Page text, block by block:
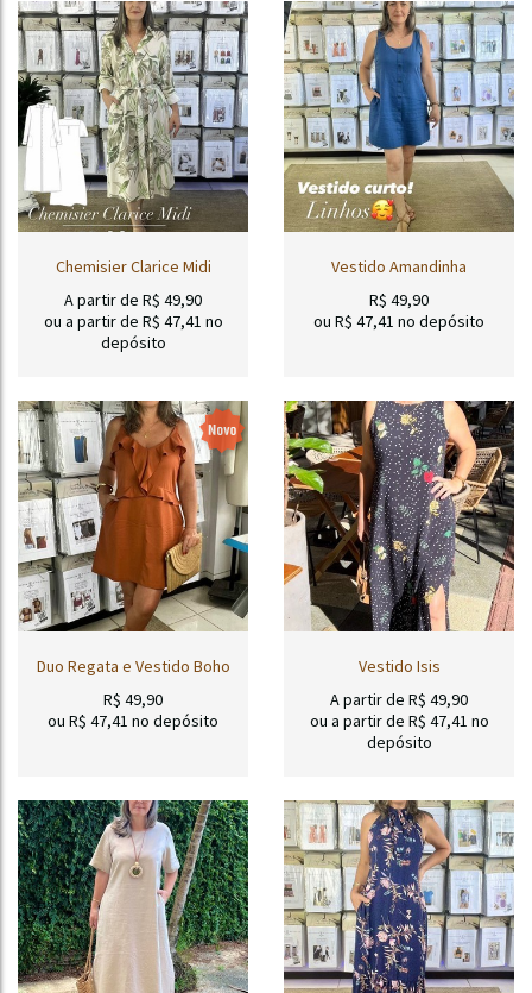
Chemisier Clarice Midi
A partir de R$ 49,90
ou a partir de R$ 47,41 no
depósito
Vestido Amandinha
R$ 49,90
ou R$ 47,41 no depósito
Duo Regata e Vestido Boho
R$ 49,90
ou R$ 47,41 no depósito
Vestido Isis
A partir de R$ 49,90
ou a partir de R$ 47,41 no
depósito